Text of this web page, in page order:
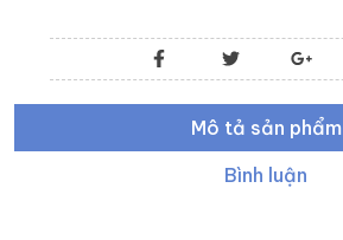
Mô tả sản phẩm
Bình luận